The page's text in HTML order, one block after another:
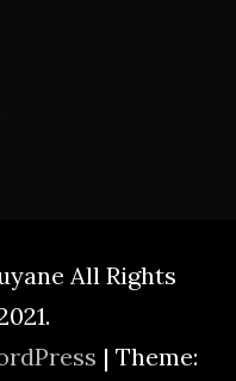
All Rights
| Theme: